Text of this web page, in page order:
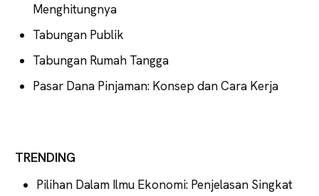
Menghitungnya
Tabungan Publik
Tabungan Rumah Tangga
Pasar Dana Pinjaman: Konsep dan Cara Kerja
TRENDING
Pilihan Dalam Ilmu Ekonomi: Penjelasan Singkat